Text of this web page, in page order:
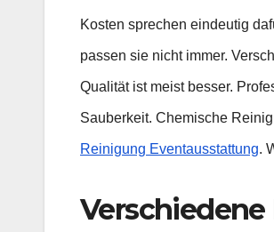
Kosten sprechen eindeutig
passen sie nicht immer.
Qualität ist meist besser.
Sauberkeit. Chemische
Reinigung Eventausstattung.